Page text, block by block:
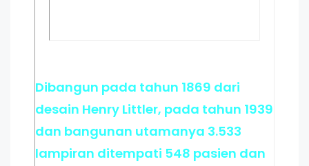
Dibangun pada tahun 1869 dari
desain Henry Littler, pada tahun 1939
dan bangunan utamanya 3.533
lampiran ditempati 548 pasien dan